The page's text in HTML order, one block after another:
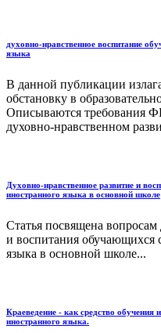
духовно-нравственное воспитание
языка
В данной публикации
обстановку в
Описываются требования
духовно-нравственном
Духовно-нравственное развитие и
иностранного языка в основной школе
Статья посвящена вопросам
и воспитания обучающихся
языка в основной школе...
Краеведение - как средство обучения
иностранного языка.